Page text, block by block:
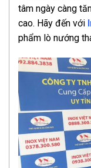
tâm ngày càng
cao. Hãy đến với
phẩm lò nướng